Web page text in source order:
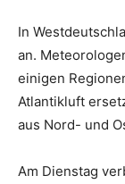
In
an.
einigen
Atlantikluft
aus Nord- und
Am Dienstag